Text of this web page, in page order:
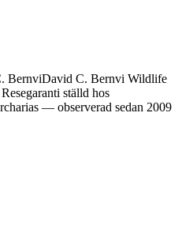
BernviDavid C. Bernvi Wildlife
ställd hos
— observerad sedan 2009